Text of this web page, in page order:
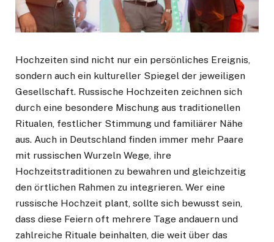
Hochzeiten sind nicht nur ein persönliches Ereignis,
sondern auch ein kultureller Spiegel der jeweiligen
Gesellschaft. Russische Hochzeiten zeichnen sich
durch eine besondere Mischung aus traditionellen
Ritualen, festlicher Stimmung und familiärer Nähe
aus. Auch in Deutschland finden immer mehr Paare
mit russischen Wurzeln Wege, ihre
Hochzeitstraditionen zu bewahren und gleichzeitig
den örtlichen Rahmen zu integrieren. Wer eine
russische Hochzeit plant, sollte sich bewusst sein,
dass diese Feiern oft mehrere Tage andauern und
zahlreiche Rituale beinhalten, die weit über das